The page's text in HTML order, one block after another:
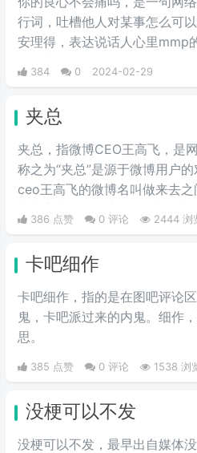
行词，吐槽他人对某事怎么可
安理得，表达说话人心里mmp
情。这里的“痛”含有“内疚、愧疚
不好意思”等含义，并不是“疼痛”
会内疚吗，来源于热图鹦鹉兄弟
情包，火于知乎，该词也被《咬
嚼字》评为2017年度十大流行
一，现在多用于聊天中的表情包
384 0 2024-02-29
夹总
夹总，指微博CEO王高飞，是
称之为“夹总”是源于微博用户
ceo王高飞的微博名叫做来去
为来字去掉一竖之后是“夹”，
为称为“夹”，所以来去之间喜提
386 点赞 0 评论 2444 浏
卡吧细作
卡吧细作，指的是在图吧评论
鬼，卡吧派过来的内鬼。细作
思。
385 点赞 0 评论 1538 浏
没梗可以不发
没梗可以不发，最早出自媒体